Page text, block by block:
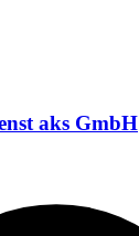
aks GmbH